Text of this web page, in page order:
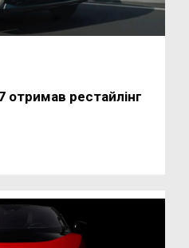
отримав рестайлінг